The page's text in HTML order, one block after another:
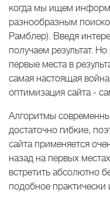
когда мы ищем
разнообразным
Рамблер). Введя
получаем результат.
первые места в
самая настоящая
оптимизация сайта -
Алгоритмы
достаточно гибкие,
сайта применяется
назад на первых
встретить абсолютно
подобное практически